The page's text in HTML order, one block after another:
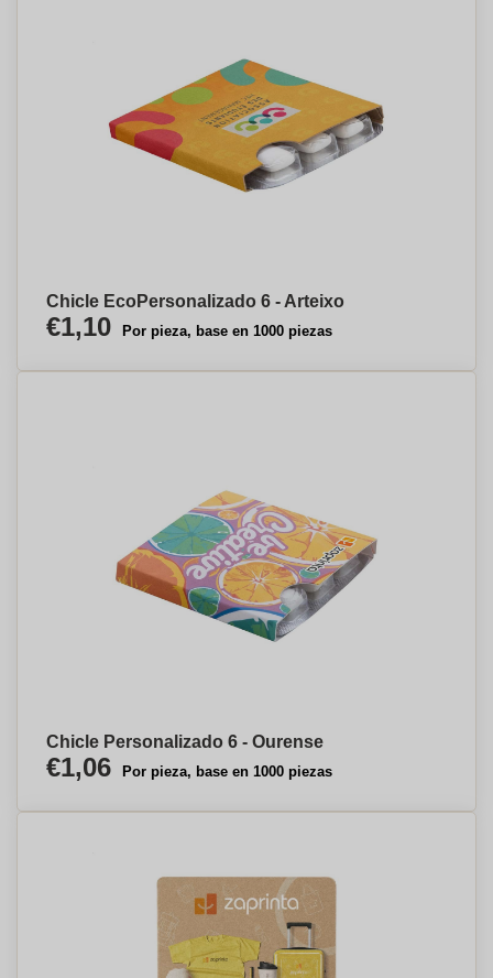
Chicle EcoPersonalizado 6 - Arteixo
€1,10 Por pieza, base en 1000 piezas
Chicle Personalizado 6 - Ourense
€1,06 Por pieza, base en 1000 piezas